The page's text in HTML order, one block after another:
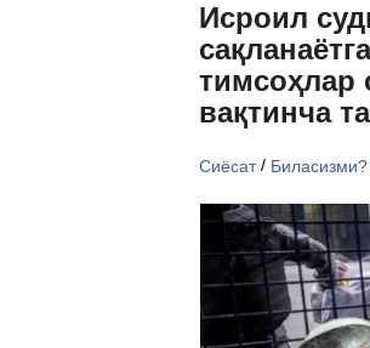
Исроил
тимсоҳлар
вақтинча
Сиёсат/ Биласизми?